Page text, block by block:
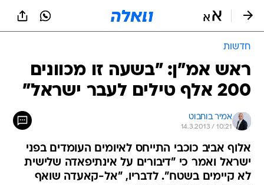
חדשות
ראש אמ"ן: "בשעה זו מכוונים
200 אלף טילים לעבר ישראל"
אמיר בוחבוט
14.3.2013 / 10:21
אלוף אביב כוכבי התייחס לאיומים העומדים בפני
ישראל ואמר כי "דיבורים על אינתיפאדה שלישית
לא קיימים בשטח". לדבריו, "אל-קאעדה שואף